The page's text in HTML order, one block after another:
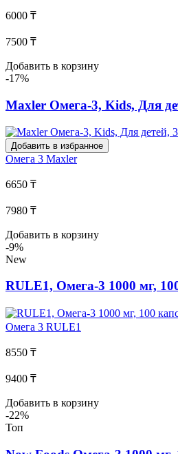
6000 ₸
7500 ₸
Добавить в корзину
-17%
Maxler Омега-3, Kids, Для
Добавить в избранное
Омега 3 Maxler
6650 ₸
7980 ₸
Добавить в корзину
-9%
New
RULE1, Омега-3 1000 мг,
Омега 3 RULE1
8550 ₸
9400 ₸
Добавить в корзину
-22%
Топ